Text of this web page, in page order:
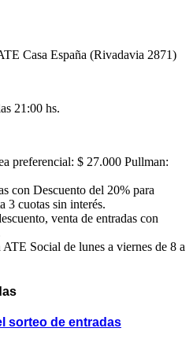
Casa España (Rivadavia 2871)
21:00 hs.
preferencial: $ 27.000 Pullman:
con Descuento del 20% para
3 cuotas sin interés.
venta de entradas con
Social de lunes a viernes de 8 a
sorteo de entradas